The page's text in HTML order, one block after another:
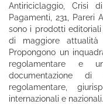
Antiriciclaggio, Crisi
Pagamenti, 231, Pareri
sono i prodotti
di maggiore attualità
Propongono un
regolamentare e
documentazione di
regolamentare,
internazionali e nazionali.